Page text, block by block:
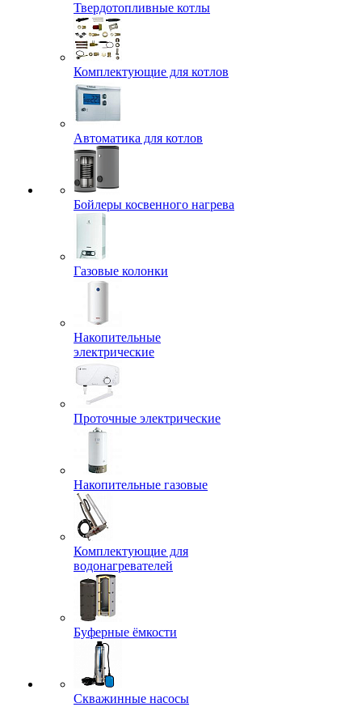
Твердотопливные котлы
Комплектующие для котлов
Автоматика для котлов
Бойлеры косвенного нагрева
Газовые колонки
Накопительные
электрические
Проточные электрические
Накопительные газовые
Комплектующие для
водонагревателей
Буферные ёмкости
Скважинные насосы